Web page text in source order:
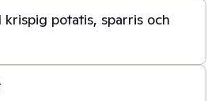
krispig potatis, sparris och